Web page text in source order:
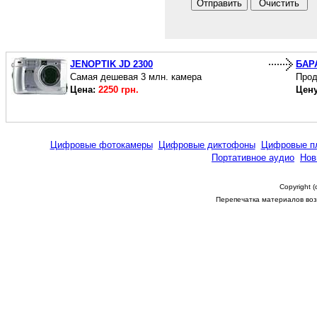
JENOPTIK JD 2300
Самая дешевая 3 млн. камера
Цена: 2250 грн.
Цифровые фотокамеры Цифровые диктофоны
Цифровые
Портативное аудио
Copyright
Перепечатка материалов